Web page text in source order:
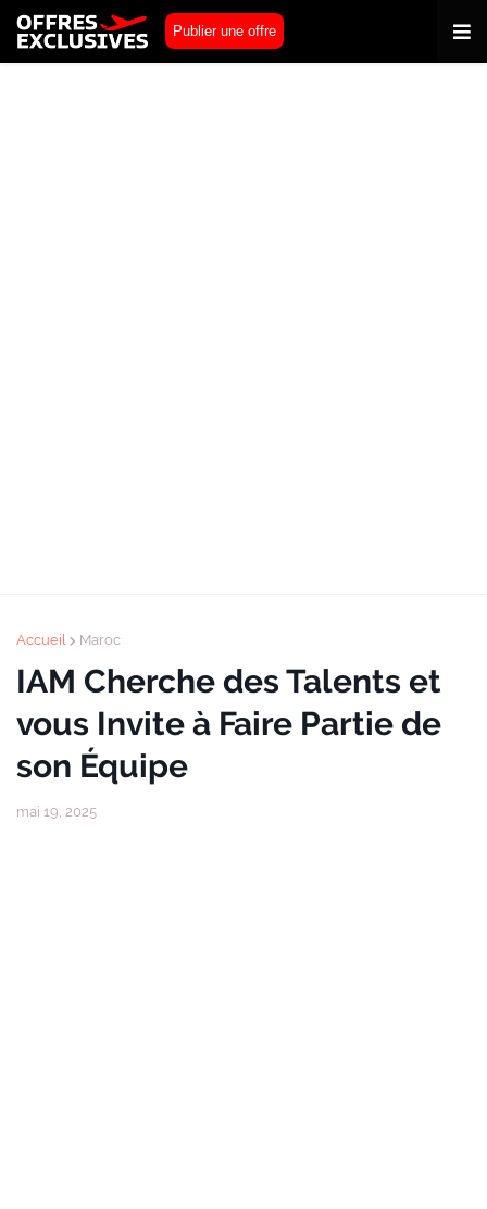
Publier une offre
Accueil Maroc
IAM Cherche des Talents et
vous Invite à Faire Partie de
son Équipe
mai 19, 2025